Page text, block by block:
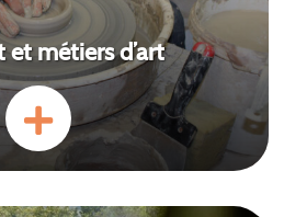
et métiers d’art